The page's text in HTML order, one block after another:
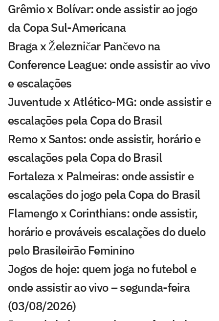
Grêmio x Bolívar: onde assistir ao jogo
da Copa Sul-Americana
Braga x Železničar Pančevo na
Conference League: onde assistir ao vivo
e escalações
Juventude x Atlético-MG: onde assistir e
escalações pela Copa do Brasil
Remo x Santos: onde assistir, horário e
escalações pela Copa do Brasil
Fortaleza x Palmeiras: onde assistir e
escalações do jogo pela Copa do Brasil
Flamengo x Corinthians: onde assistir,
horário e prováveis escalações do duelo
pelo Brasileirão Feminino
Jogos de hoje: quem joga no futebol e
onde assistir ao vivo – segunda-feira
(03/08/2026)